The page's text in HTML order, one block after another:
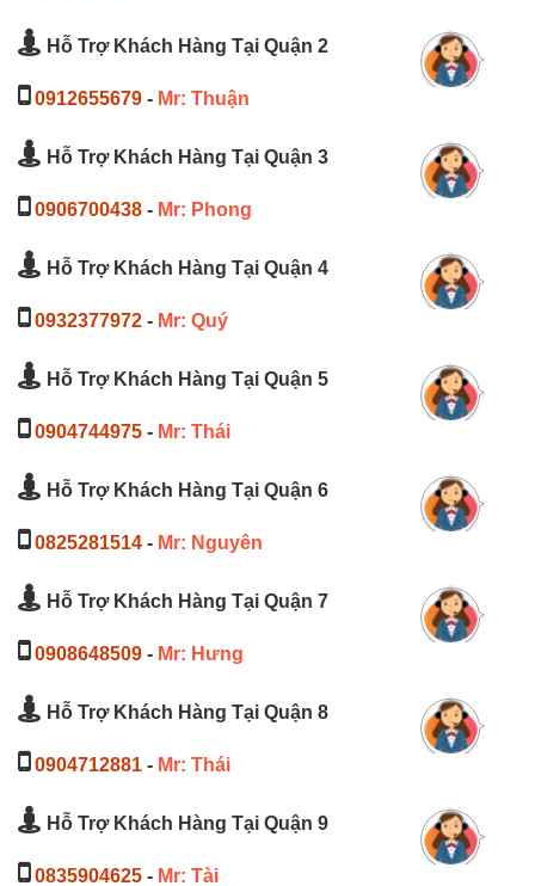
Hỗ Trợ Khách Hàng Tại Quận 2
0912655679 - Mr: Thuận
Hỗ Trợ Khách Hàng Tại Quận 3
0906700438 - Mr: Phong
Hỗ Trợ Khách Hàng Tại Quận 4
0932377972 - Mr: Quý
Hỗ Trợ Khách Hàng Tại Quận 5
0904744975 - Mr: Thái
Hỗ Trợ Khách Hàng Tại Quận 6
0825281514 - Mr: Nguyên
Hỗ Trợ Khách Hàng Tại Quận 7
0908648509 - Mr: Hưng
Hỗ Trợ Khách Hàng Tại Quận 8
0904712881 - Mr: Thái
Hỗ Trợ Khách Hàng Tại Quận 9
0835904625 - Mr: Tài